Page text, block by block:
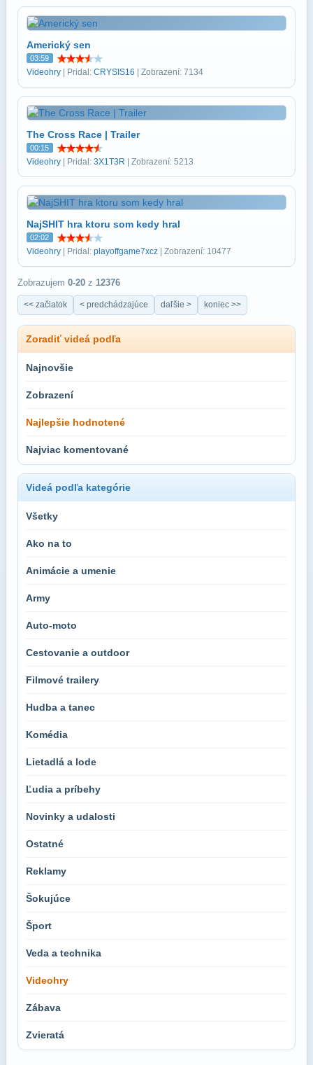
Americký sen
03:59
Videohry | Pridal: CRYSIS16 | Zobrazení: 7134
The Cross Race | Trailer
00:15
Videohry | Pridal: 3X1T3R | Zobrazení: 5213
NajSHIT hra ktoru som kedy hral
02:02
Videohry | Pridal: playoffgame7xcz | Zobrazení: 10477
Zobrazujem 0-20 z 12376
<< začiatok < predchádzajúce daľšie > koniec >>
Zoradiť videá podľa
Najnovšie
Zobrazení
Najlepšie hodnotené
Najviac komentované
Videá podľa kategórie
Všetky
Ako na to
Animácie a umenie
Army
Auto-moto
Cestovanie a outdoor
Filmové trailery
Hudba a tanec
Komédia
Lietadlá a lode
Ľudia a príbehy
Novinky a udalosti
Ostatné
Reklamy
Šokujúce
Šport
Veda a technika
Videohry
Zábava
Zvieratá